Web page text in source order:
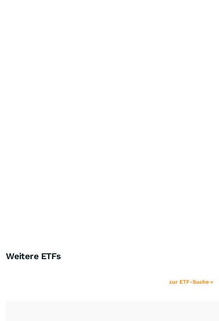
Weitere ETFs
zur ETF-Suche »